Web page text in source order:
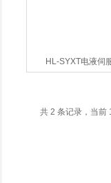
HL-SYXT电液伺
共 2 条记录，当